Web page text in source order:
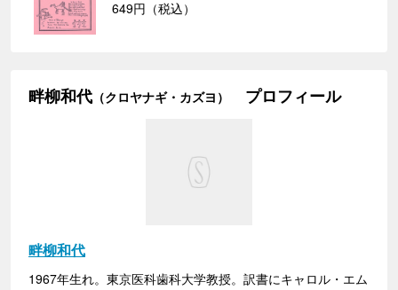
649円（税込）
畔柳和代 （クロヤナギ・カズヨ） プロフィール
畔柳和代
1967年生れ。東京医科歯科大学教授。訳書にキャロル・エム